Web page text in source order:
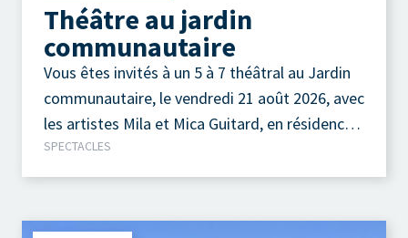
Théâtre au jardin
communautaire
Vous êtes invités à un 5 à 7 théâtral au Jardin
communautaire, le vendredi 21 août 2026, avec
les artistes Mila et Mica Guitard, en résidence
au Théâtre de la Petite Marée.
SPECTACLES